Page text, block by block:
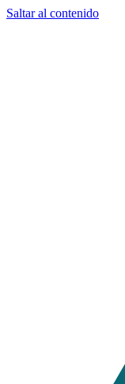
Saltar al contenido